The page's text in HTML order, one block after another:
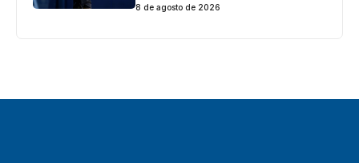
8 de agosto de 2026